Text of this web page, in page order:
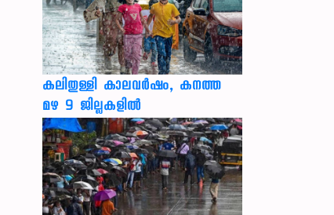
കലിതുള്ളി കാലവർഷം, കനത്ത
മഴ 9 ജില്ലകളിൽ